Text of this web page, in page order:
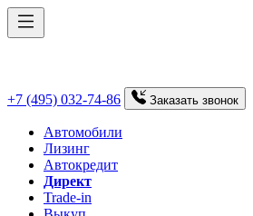
+7 (495) 032-74-86 Заказать звонок
Автомобили
Лизинг
Автокредит
Директ
Trade-in